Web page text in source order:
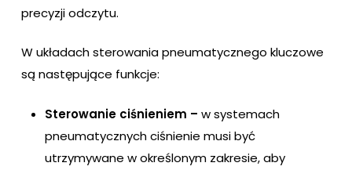
precyzji odczytu.
W układach sterowania pneumatycznego kluczowe
są następujące funkcje:
Sterowanie ciśnieniem – w systemach
pneumatycznych ciśnienie musi być
utrzymywane w określonym zakresie, aby